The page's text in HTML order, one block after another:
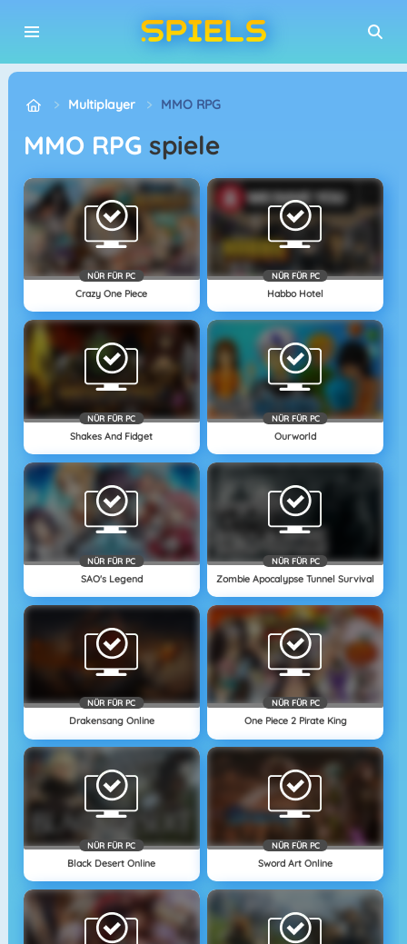
Multiplayer MMO RPG
MMO RPGspiele
NÜR FÜR PC
Crazy One Piece
NÜR FÜR PC
Habbo Hotel
NÜR FÜR PC
Shakes And Fidget
NÜR FÜR PC
Ourworld
NÜR FÜR PC
SAO's Legend
NÜR FÜR PC
Zombie Apocalypse Tunnel Survival
NÜR FÜR PC
Drakensang Online
NÜR FÜR PC
One Piece 2 Pirate King
NÜR FÜR PC
Black Desert Online
NÜR FÜR PC
Sword Art Online